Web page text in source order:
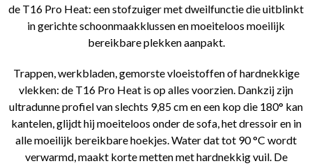
de T16 Pro Heat: een stofzuiger met dweilfunctie die uitblinkt
in gerichte schoonmaakklussen en moeiteloos moeilijk
bereikbare plekken aanpakt.
Trappen, werkbladen, gemorste vloeistoffen of hardnekkige
vlekken: de T16 Pro Heat is op alles voorzien. Dankzij zijn
ultradunne profiel van slechts 9,85 cm en een kop die 180° kan
kantelen, glijdt hij moeiteloos onder de sofa, het dressoir en in
alle moeilijk bereikbare hoekjes. Water dat tot 90 °C wordt
verwarmd, maakt korte metten met hardnekkig vuil. De